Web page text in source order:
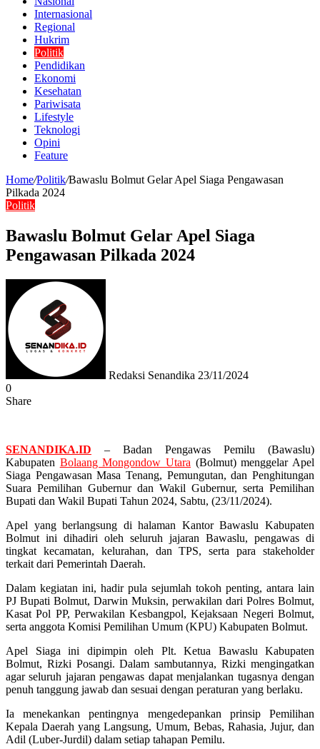
Internasional
Regional
Hukrim
Politik
Pendidikan
Ekonomi
Kesehatan
Pariwisata
Lifestyle
Teknologi
Opini
Feature
Home/Politik/Bawaslu Bolmut Gelar Apel Siaga Pengawasan
Pilkada 2024
Politik
Bawaslu Bolmut Gelar Apel Siaga
Pengawasan Pilkada 2024
Redaksi Senandika 23/11/2024
0
Share
SENANDIKA.ID – Badan Pengawas Pemilu (Bawaslu)
Kabupaten Bolaang Mongondow Utara (Bolmut) menggelar Apel
Siaga Pengawasan Masa Tenang, Pemungutan, dan Penghitungan
Suara Pemilihan Gubernur dan Wakil Gubernur, serta Pemilihan
Bupati dan Wakil Bupati Tahun 2024, Sabtu, (23/11/2024).
Apel yang berlangsung di halaman Kantor Bawaslu Kabupaten
Bolmut ini dihadiri oleh seluruh jajaran Bawaslu, pengawas di
tingkat kecamatan, kelurahan, dan TPS, serta para stakeholder
terkait dari Pemerintah Daerah.
Dalam kegiatan ini, hadir pula sejumlah tokoh penting, antara lain
PJ Bupati Bolmut, Darwin Muksin, perwakilan dari Polres Bolmut,
Kasat Pol PP, Perwakilan Kesbangpol, Kejaksaan Negeri Bolmut,
serta anggota Komisi Pemilihan Umum (KPU) Kabupaten Bolmut.
Apel Siaga ini dipimpin oleh Plt. Ketua Bawaslu Kabupaten
Bolmut, Rizki Posangi. Dalam sambutannya, Rizki mengingatkan
agar seluruh jajaran pengawas dapat menjalankan tugasnya dengan
penuh tanggung jawab dan sesuai dengan peraturan yang berlaku.
Ia menekankan pentingnya mengedepankan prinsip Pemilihan
Kepala Daerah yang Langsung, Umum, Bebas, Rahasia, Jujur, dan
Adil (Luber-Jurdil) dalam setiap tahapan Pemilu.